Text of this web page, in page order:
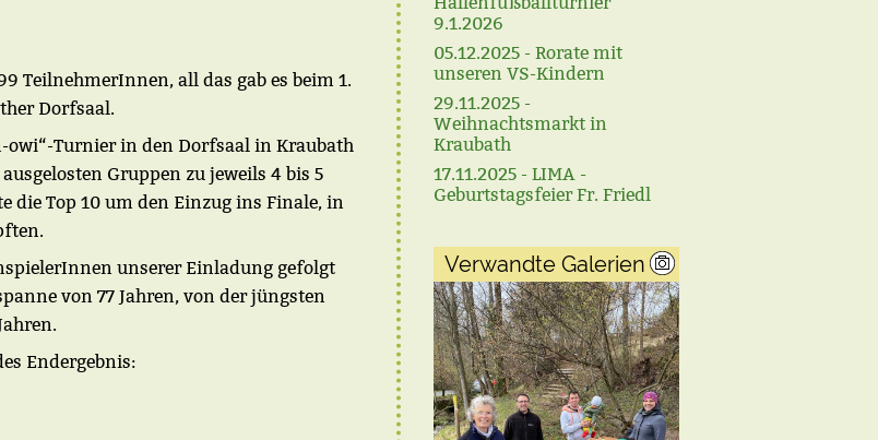
TeilnehmerInnen, all das gab es beim 1.
Dorfsaal.
owi“-Turnier in den Dorfsaal in Kraubath
Gruppen zu jeweils 4 bis 5
die Top 10 um den Einzug ins Finale, in
unserer Einladung gefolgt
von 77 Jahren, von der jüngsten
Endergebnis:
9.1.2026
05.12.2025 - Rorate mit
unseren VS-Kindern
29.11.2025 -
Weihnachtsmarkt in
Kraubath
17.11.2025 - LIMA -
Geburtstagsfeier Fr. Friedl
Verwandte Galerien